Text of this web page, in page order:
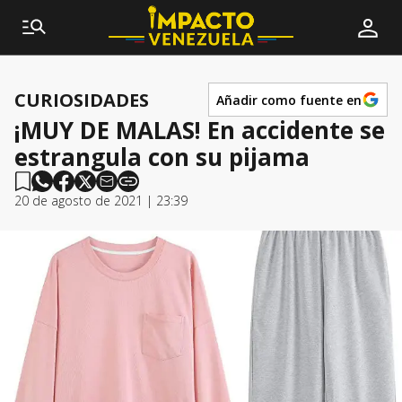
CURIOSIDADES Añadir como fuente en
¡MUY DE MALAS! En accidente se
estrangula con su pijama
20 de agosto de 2021 | 23:39